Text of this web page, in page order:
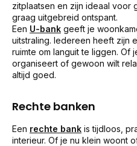
zitplaatsen en zijn ideaal voor
graag uitgebreid ontspant.
Een U-bank geeft je
uitstraling. Iedereen heeft zijn
ruimte om languit te liggen. Of
organiseert of gewoon wilt
altijd goed.
Rechte banken
Een rechte bank is tijdloos,
interieur. Of je nu klein woont